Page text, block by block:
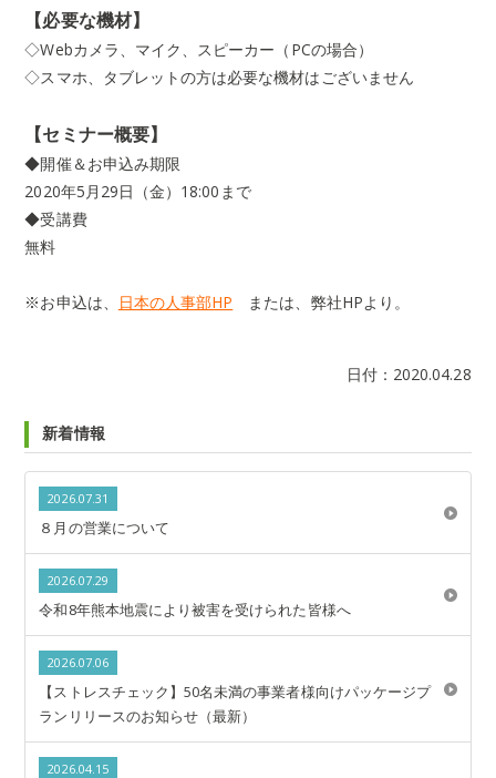
【必要な機材】
◇Webカメラ、マイク、スピーカー（ PCの場合）
◇スマホ、タブレットの方は必要な機材はございません
【セミナー概要】
◆開催＆お申込み期限
2020年5月 29日（金） 18:00 まで
◆受講費
無料
※お申込は、 日本の人事部HP または、弊社HPより。
日付： 2020.04.28
新着情報
2026.07.31
８月の営業について
2026.07.29
令和8年熊本地震により被害を受けられた皆様へ
2026.07.06
【ストレスチェック】50名未満の事業者様向けパッケージプ
ランリリースのお知らせ（最新）
2026.04.15